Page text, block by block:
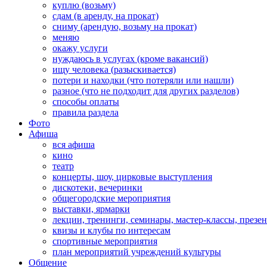
куплю (возьму)
сдам (в аренду, на прокат)
сниму (арендую, возьму на прокат)
меняю
окажу услуги
нуждаюсь в услугах (кроме вакансий)
ищу человека (разыскивается)
потери и находки (что потеряли или нашли)
разное (что не подходит для других разделов)
способы оплаты
правила раздела
Фото
Афиша
вся афиша
кино
театр
концерты, шоу, цирковые выступления
дискотеки, вечеринки
общегородские мероприятия
выставки, ярмарки
лекции, тренинги, семинары, мастер-классы,
квизы и клубы по интересам
спортивные мероприятия
план мероприятий учреждений культуры
Общение